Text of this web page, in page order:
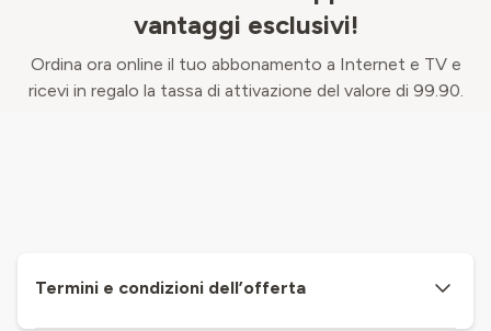
vantaggi esclusivi!
Ordina ora online il tuo abbonamento a Internet e TV e
ricevi in regalo la tassa di attivazione del valore di 99.90.
Termini e condizioni dell’offerta